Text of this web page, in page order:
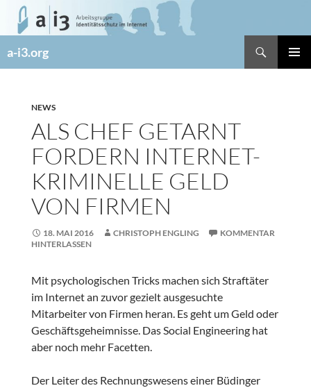
Zum
Inhalt
a-i3.org
NEWS
ALS CHEF GETARNT
FORDERN INTERNET-
KRIMINELLE GELD
VON FIRMEN
18. MAI 2016 CHRISTOPH ENGLING
KOMMENTAR
HINTERLASSEN
Mit psychologischen Tricks machen sich Straftäter
im Internet an zuvor gezielt ausgesuchte
Mitarbeiter von Firmen heran. Es geht um Geld oder
Geschäftsgeheimnisse. Das Social Engineering hat
aber noch mehr Facetten.
Der Leiter des Rechnungswesens einer Büdinger